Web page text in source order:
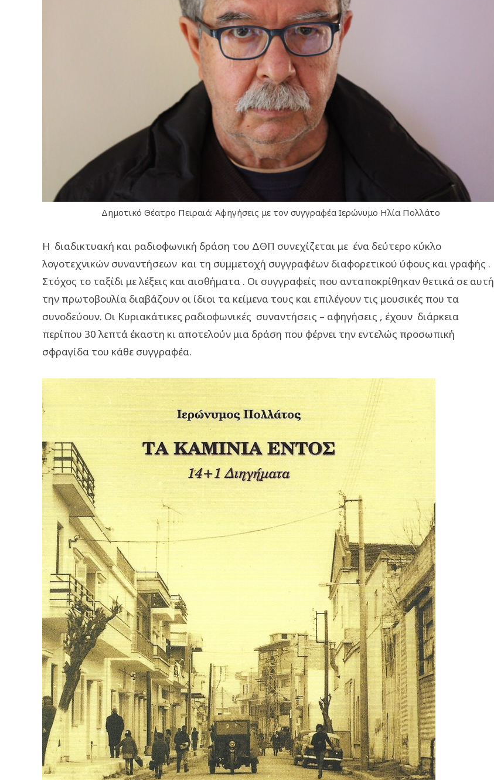
Δημοτικό Θέατρο Πειραιά: Αφηγήσεις με τον συγγραφέα Ιερώνυμο Ηλία Πολλάτο
Η διαδικτυακή και ραδιοφωνική δράση του ΔΘΠ συνεχίζεται με ένα δεύτερο κύκλο
λογοτεχνικών συναντήσεων και τη συμμετοχή συγγραφέων διαφορετικού ύφους και γραφής .
Στόχος το ταξίδι με λέξεις και αισθήματα . Οι συγγραφείς που ανταποκρίθηκαν θετικά σε αυτή
την πρωτοβουλία διαβάζουν οι ίδιοι τα κείμενα τους και επιλέγουν τις μουσικές που τα
συνοδεύουν. Οι Κυριακάτικες ραδιοφωνικές συναντήσεις – αφηγήσεις , έχουν διάρκεια
περίπου 30 λεπτά έκαστη κι αποτελούν μια δράση που φέρνει την εντελώς προσωπική
σφραγίδα του κάθε συγγραφέα.